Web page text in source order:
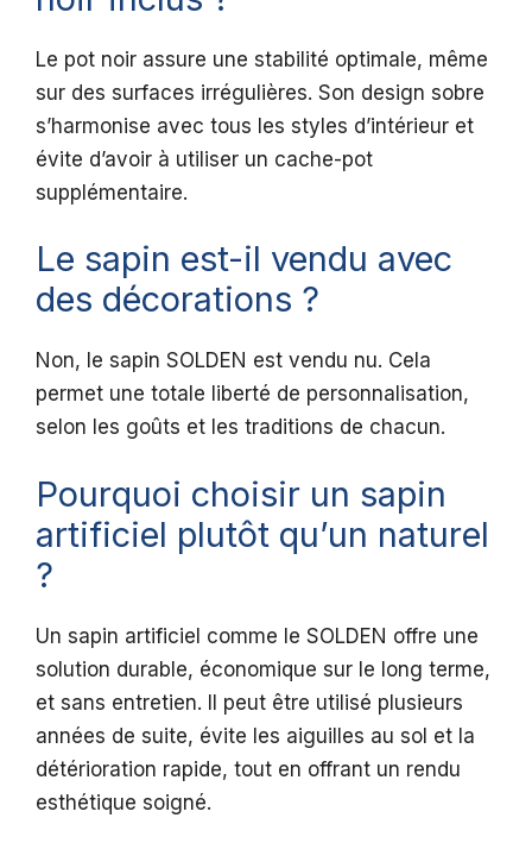
Le pot noir assure une stabilité optimale, même
sur des surfaces irrégulières. Son design sobre
s’harmonise avec tous les styles d’intérieur et
évite d’avoir à utiliser un cache-pot
supplémentaire.
Le sapin est-il vendu avec
des décorations ?
Non, le sapin SOLDEN est vendu nu. Cela
permet une totale liberté de personnalisation,
selon les goûts et les traditions de chacun.
Pourquoi choisir un sapin
artificiel plutôt qu’un naturel
?
Un sapin artificiel comme le SOLDEN offre une
solution durable, économique sur le long terme,
et sans entretien. Il peut être utilisé plusieurs
années de suite, évite les aiguilles au sol et la
détérioration rapide, tout en offrant un rendu
esthétique soigné.